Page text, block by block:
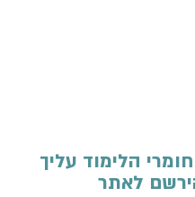
הלימוד עליך
לאתר